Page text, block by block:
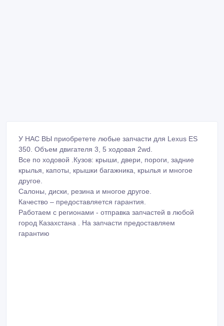
У НАС ВЫ приобретете любые запчасти для Lexus ES
350. Объем двигателя 3, 5 ходовая 2wd.
Все по ходовой .Кузов: крыши, двери, пороги, задние
крылья, капоты, крышки багажника, крылья и многое
другое.
Салоны, диски, резина и многое другое.
Качество – предоставляется гарантия.
Работаем с регионами - отправка запчастей в любой
город Казахстана . На запчасти предоставляем
гарантию